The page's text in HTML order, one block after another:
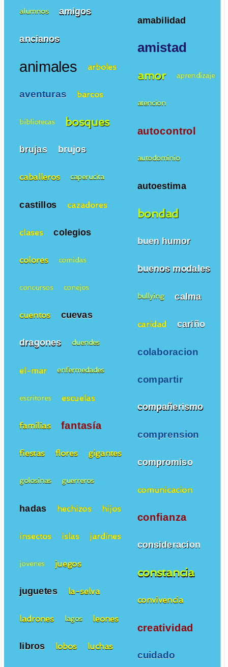
amabilidad
amistad
amor aprendizaje
atencion
autocontrol
autodominio
autoestima
bondad
buen humor
buenos modales
bullying calma
caridad cariño
colaboracion
compartir
compañerismo
comprension
compromiso
comunicacion
confianza
consideracion
constancia
convivencia
creatividad
cuidado
alumnos amigos
ancianos
animales arboles
aventuras barcos
bibliotecas bosques
brujas brujos
caballeros caperucita
castillos cazadores
clases colegios
colores comidas
concursos conejos
cuentos cuevas
dragones duendes
el-mar enfermedades
escritores escuelas
familias fantasía
fiestas flores gigantes
golosinas guerreros
hadas hechizos hijos
insectos islas jardines
jovenes juegos
juguetes la-selva
ladrones lagos leones
libros lobos luchas